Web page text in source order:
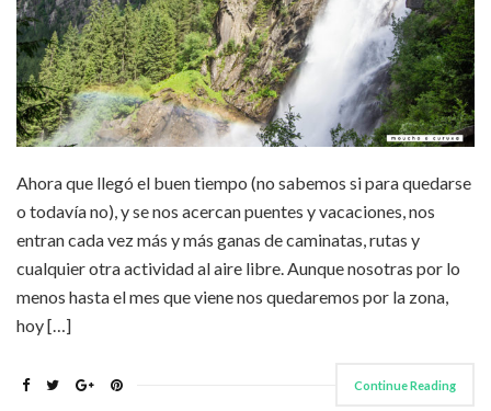
Ahora que llegó el buen tiempo (no sabemos si para quedarse
o todavía no), y se nos acercan puentes y vacaciones, nos
entran cada vez más y más ganas de caminatas, rutas y
cualquier otra actividad al aire libre. Aunque nosotras por lo
menos hasta el mes que viene nos quedaremos por la zona,
hoy […]
Continue Reading